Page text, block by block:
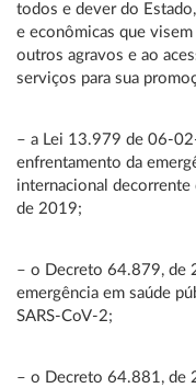
todos e dever do
e econômicas que
outros agravos e ao
serviços para sua
– a Lei 13.979 de 06-
enfrentamento da
internacional
de 2019;
– o Decreto 64.879, de
emergência em saúde
SARS-CoV-2;
– o Decreto 64.881, de